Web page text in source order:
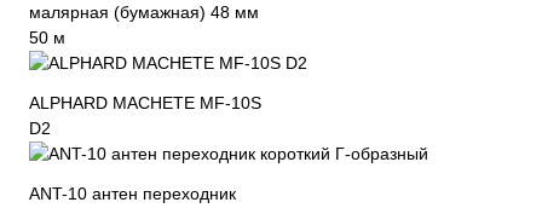
малярная (бумажная) 48 мм
50 м
ALPHARD MACHETE MF-10S
D2
ANT-10 антен переходник